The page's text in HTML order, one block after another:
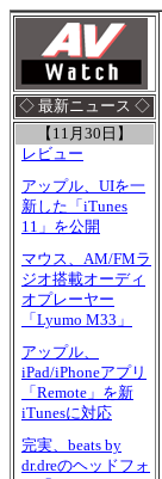
◇ 最新ニュース ◇
【11月30日】
レビュー
アップル、UIを一
新した「iTunes
11」を公開
マウス、AM/FMラ
ジオ搭載オーディ
オプレーヤー
「Lyumo M33」
アップル、
iPad/iPhoneアプリ
「Remote」を新
iTunesに対応
完実、beats by
dr.dreのヘッドフォ